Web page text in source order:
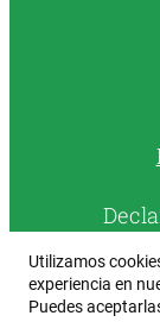
Utilizamos
experiencia en
Puedes